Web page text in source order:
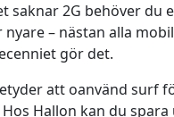
saknar 2G behöver du
nyare – nästan alla
gör det.
att oanvänd surf
Hallon kan du spara